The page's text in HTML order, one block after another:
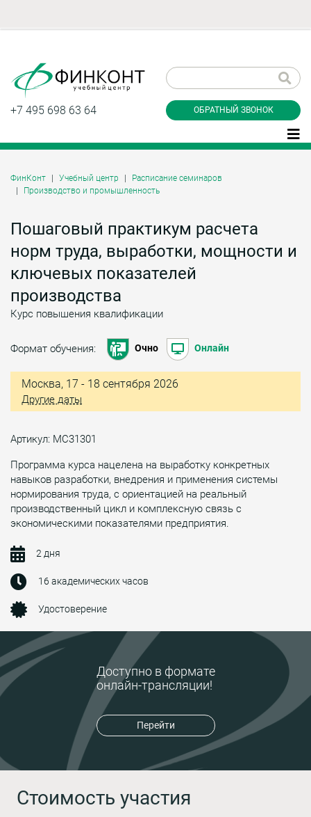
+7 495 698 63 64 ОБРАТНЫЙ ЗВОНОК
Доступно в формате
онлайн-трансляции!
Перейти
ФинКонт Учебный центр
Расписание семинаров
Производство и промышленность
Пошаговый практикум расчета
норм труда, выработки, мощности и
ключевых показателей
производства
Курс повышения квалификации
Формат обучения: Очно Онлайн
Москва, 17 - 18 сентября 2026
Другие даты
Артикул: МС31301
Программа курса нацелена на выработку конкретных
навыков разработки, внедрения и применения системы
нормирования труда, с ориентацией на реальный
производственный цикл и комплексную связь с
экономическими показателями предприятия.
2 дня
16 академических часов
Удостоверение
Стоимость участия
звонок
Даю согласие на обработку персональных
конфиденциальности
Заказать